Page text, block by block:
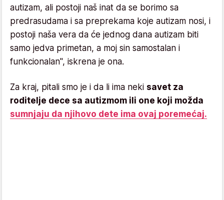
autizam, ali postoji naš inat da se borimo sa
predrasudama i sa preprekama koje autizam nosi, i
postoji naša vera da će jednog dana autizam biti
samo jedva primetan, a moj sin samostalan i
funkcionalan", iskrena je ona.
Za kraj, pitali smo je i da li ima neki savet za
roditelje dece sa autizmom ili one koji možda
sumnjaju da njihovo dete ima ovaj poremećaj.